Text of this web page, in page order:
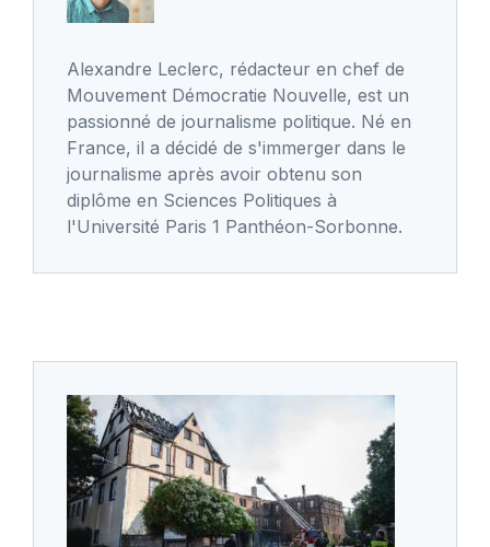
Alexandre Leclerc, rédacteur en chef de
Mouvement Démocratie Nouvelle, est un
passionné de journalisme politique. Né en
France, il a décidé de s'immerger dans le
journalisme après avoir obtenu son
diplôme en Sciences Politiques à
l'Université Paris 1 Panthéon-Sorbonne.